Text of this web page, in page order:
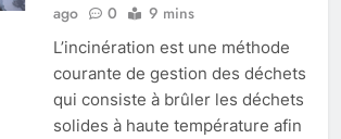
ago
0 9 mins
L’incinération est une méthode
courante de gestion des déchets
qui consiste à brûler les déchets
solides à haute température afin